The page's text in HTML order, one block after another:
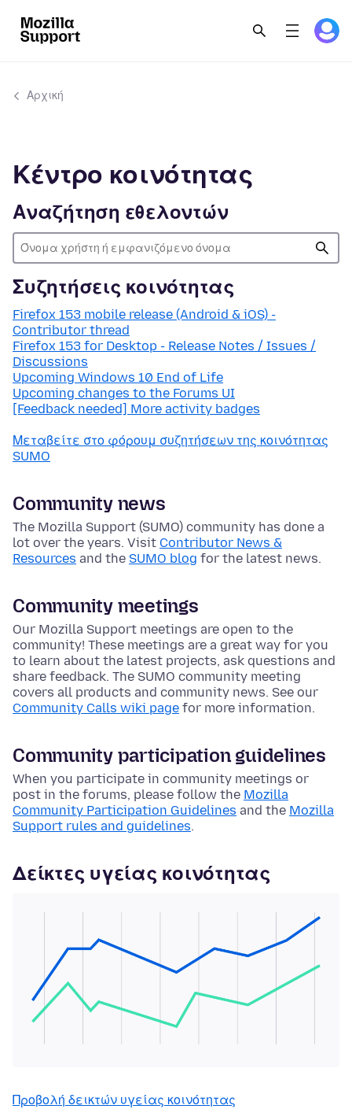
Αρχική
Κέντρο κοινότητας
Αναζήτηση εθελοντών
Συζητήσεις κοινότητας
Firefox 153 mobile release (Android & iOS) -
Contributor thread
Firefox 153 for Desktop - Release Notes / Issues /
Discussions
Upcoming Windows 10 End of Life
Upcoming changes to the Forums UI
[Feedback needed] More activity badges
Μεταβείτε στο φόρουμ συζητήσεων της κοινότητας
SUMO
Community news
The Mozilla Support (SUMO) community has done a
lot over the years. Visit Contributor News &
Resources and the SUMO blog for the latest news.
Community meetings
Our Mozilla Support meetings are open to the
community! These meetings are a great way for you
to learn about the latest projects, ask questions and
share feedback. The SUMO community meeting
covers all products and community news. See our
Community Calls wiki page for more information.
Community participation guidelines
When you participate in community meetings or
post in the forums, please follow the Mozilla
Community Participation Guidelines and the Mozilla
Support rules and guidelines.
Δείκτες υγείας κοινότητας
Προβολή δεικτών υγείας κοινότητας